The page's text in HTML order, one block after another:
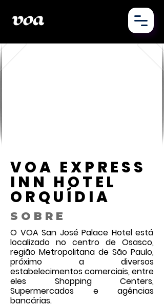
VOA EXPRESS
INN HOTEL
ORQUÍDIA
SOBRE
O VOA San José Palace Hotel está
localizado no centro de Osasco,
região Metropolitana de São Paulo,
próximo a diversos
estabelecimentos comerciais, entre
eles Shopping Centers,
Supermercados e agências
bancárias.